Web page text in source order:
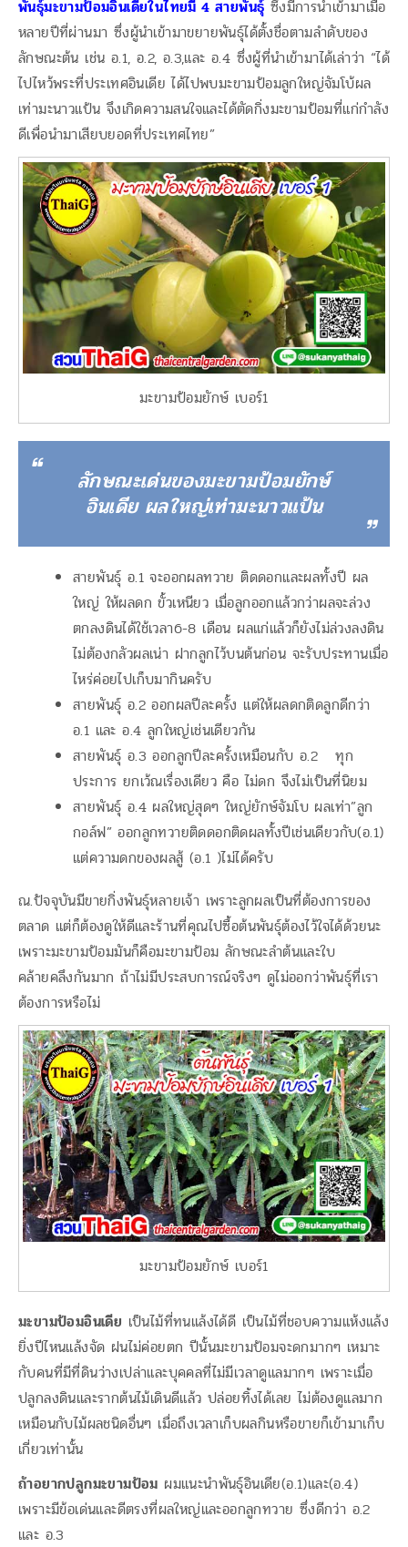
พันธุ์มะขามป้อมอินเดียในไทยมี 4 สายพันธุ์ ซึ่งมีการนำเข้ามาเมื่อ
หลายปีที่ผ่านมา ซึ่งผู้นำเข้ามาขยายพันธุ์ได้ตั้งชื่อตามลำดับของ
ลักษณะต้น เช่น อ.1, อ.2, อ.3,และ อ.4 ซึ่งผู้ที่นำเข้ามาได้เล่าว่า “ได้
ไปไหว้พระที่ประเทศอินเดีย ได้ไปพบมะขามป้อมลูกใหญ่จัมโบ้ผล
เท่ามะนาวแป้น จึงเกิดความสนใจและได้ตัดกิ่งมะขามป้อมที่แก่กำลัง
ดีเพื่อนำมาเสียบยอดที่ประเทศไทย”
มะขามป้อมยักษ์ เบอร์1
ลักษณะเด่นของมะขามป้อมยักษ์
อินเดีย ผลใหญ่เท่ามะนาวแป้น
สายพันธุ์ อ.1 จะออกผลทวาย ติดดอกและผลทั้งปี ผล
ใหญ่ ให้ผลดก ขั้วเหนียว เมื่อลูกออกแล้วกว่าผลจะล่วง
ตกลงดินได้ใช้เวลา6-8 เดือน ผลแก่แล้วก็ยังไม่ล่วงลงดิน
ไม่ต้องกลัวผลเน่า ฝากลูกไว้บนต้นก่อน จะรับประทานเมื่อ
ไหร่ค่อยไปเก็บมากินครับ
สายพันธุ์ อ.2 ออกผลปีละครั้ง แต่ให้ผลดกติดลูกดีกว่า
อ.1 และ อ.4 ลูกใหญ่เช่นเดียวกัน
สายพันธุ์ อ.3 ออกลูกปีละครั้งเหมือนกับ อ.2 ทุก
ประการ ยกเว้ณเรื่องเดียว คือ ไม่ดก จึงไม่เป็นที่นิยม
สายพันธุ์ อ.4 ผลใหญ่สุดๆ ใหญ่ยักษ์จัมโบ ผลเท่า”ลูก
กอล์ฟ” ออกลูกทวายติดดอกติดผลทั้งปีเช่นเดียวกับ(อ.1)
แต่ความดกของผลสู้ (อ.1 )ไม่ได้ครับ
ณ.ปัจจุบันมีขายกิ่งพันธุ์หลายเจ้า เพราะลูกผลเป็นที่ต้องการของ
ตลาด แต่ก็ต้องดูให้ดีและร้านที่คุณไปซื้อต้นพันธุ์ต้องไว้ใจได้ด้วยนะ
เพราะมะขามป้อมมันก็คือมะขามป้อม ลักษณะลำต้นและใบ
คล้ายคลึงกันมาก ถ้าไม่มีประสบการณ์จริงๆ ดูไม่ออกว่าพันธุ์ที่เรา
ต้องการหรือไม่
มะขามป้อมยักษ์ เบอร์1
มะขามป้อมอินเดีย เป็นไม้ที่ทนแล้งได้ดี เป็นไม้ที่ชอบความแห้งแล้ง
ยิ่งปีไหนแล้งจัด ฝนไม่ค่อยตก ปีนั้นมะขามป้อมจะดกมากๆ เหมาะ
กับคนที่มีที่ดินว่างเปล่าและบุคคลที่ไม่มีเวลาดูแลมากๆ เพราะเมื่อ
ปลูกลงดินและรากต้นไม้เดินดีแล้ว ปล่อยทิ้งได้เลย ไม่ต้องดูแลมาก
เหมือนกับไม้ผลชนิดอื่นๆ เมื่อถึงเวลาเก็บผลกินหรือขายก็เข้ามาเก็บ
เกี่ยวเท่านั้น
ถ้าอยากปลูกมะขามป้อม ผมแนะนำพันธุ์อินเดีย(อ.1)และ(อ.4)
เพราะมีข้อเด่นและดีตรงที่ผลใหญ่และออกลูกทวาย ซึ่งดีกว่า อ.2
และ อ.3